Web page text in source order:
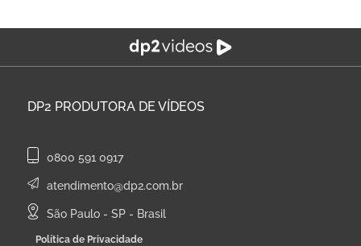
DP2 PRODUTORA DE VÍDEOS
0800 591 0917
atendimento@dp2.com.br
São Paulo - SP - Brasil
Política de Privacidade